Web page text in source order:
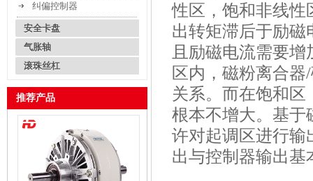
纠偏控制器
安全卡盘
气胀轴
滚珠丝杠
推荐产品
性区，饱和非线性
出转矩滞后于励磁
且励磁电流需要
区内，磁粉离合
关系。而在饱和
根本不增大。基于
许对起调区进行输
出与控制器输出基